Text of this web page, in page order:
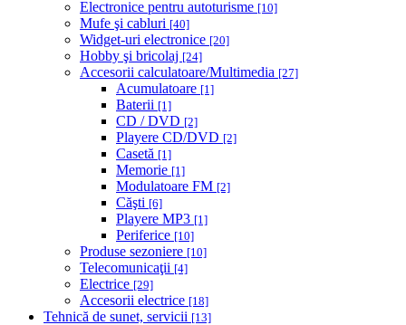
Electronice pentru autoturisme [10]
Mufe şi cabluri [40]
Widget-uri electronice [20]
Hobby şi bricolaj [24]
Accesorii calculatoare/Multimedia [27]
Acumulatoare [1]
Baterii [1]
CD / DVD [2]
Playere CD/DVD [2]
Casetă [1]
Memorie [1]
Modulatoare FM [2]
Căşti [6]
Playere MP3 [1]
Periferice [10]
Produse sezoniere [10]
Telecomunicaţii [4]
Electrice [29]
Accesorii electrice [18]
Tehnică de sunet, servicii [13]